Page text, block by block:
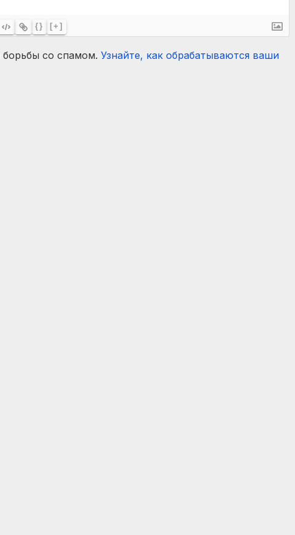
{} [+]
борьбы со спамом. Узнайте, как обрабатываются ваши